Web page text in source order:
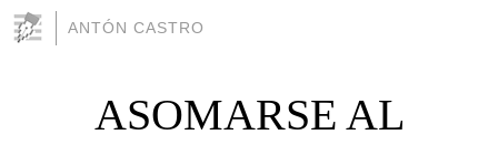
ANTÓN CASTRO
ASOMARSE AL